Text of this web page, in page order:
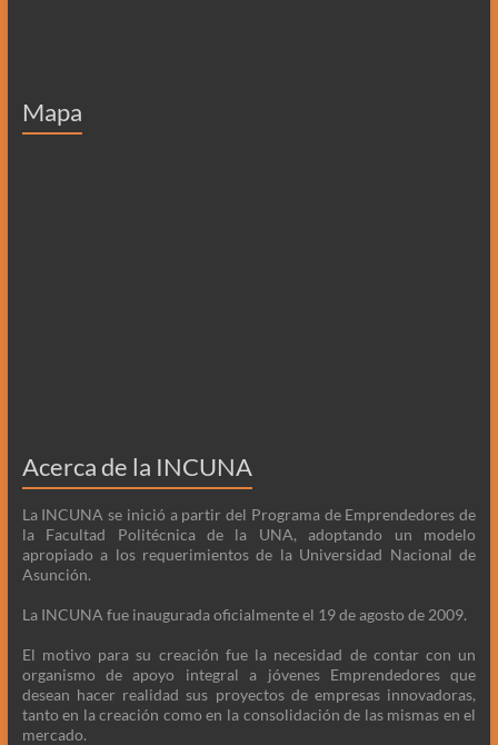
Mapa
Acerca de la INCUNA
La INCUNA se inició a partir del Programa de Emprendedores de
la Facultad Politécnica de la UNA, adoptando un modelo
apropiado a los requerimientos de la Universidad Nacional de
Asunción.
La INCUNA fue inaugurada oficialmente el 19 de agosto de 2009.
El motivo para su creación fue la necesidad de contar con un
organismo de apoyo integral a jóvenes Emprendedores que
desean hacer realidad sus proyectos de empresas innovadoras,
tanto en la creación como en la consolidación de las mismas en el
mercado.